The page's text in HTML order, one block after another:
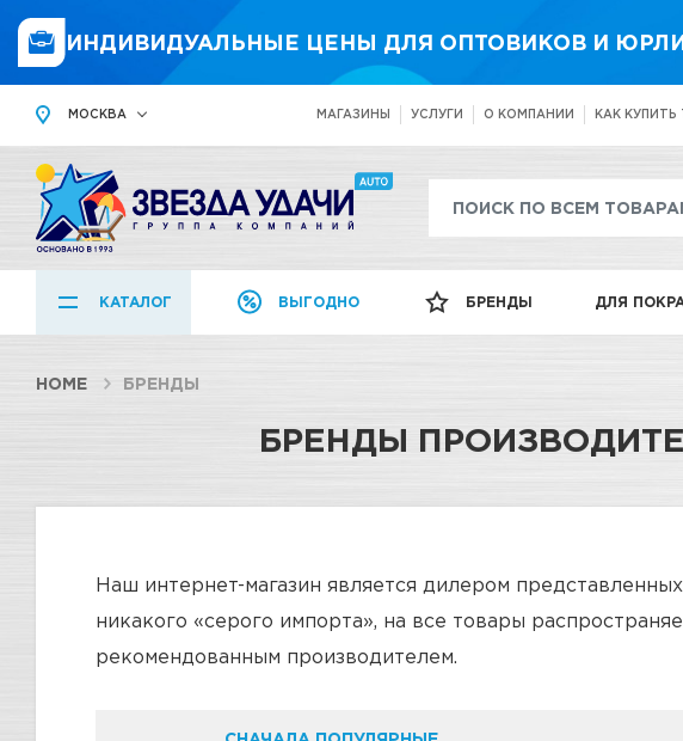
ИНДИВИДУАЛЬНЫЕ ЦЕНЫ ДЛЯ ОПТОВИКОВ И
МОСКВА МАГАЗИНЫ УСЛУГИ О КОМПАНИИ КАК КУПИТЬ
КАТАЛОГ ВЫГОДНО БРЕНДЫ ДЛЯ
HOME БРЕНДЫ
БРЕНДЫ
Наш интернет-магазин является дилером
никакого «серого импорта», на все товары
рекомендованным производителем.